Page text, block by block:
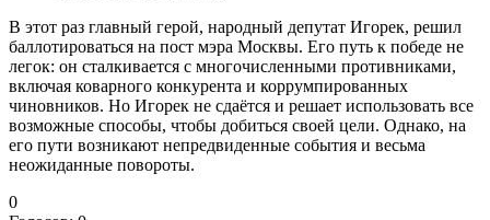
В этот раз главный герой, народный депутат Игорек, решил
баллотироваться на пост мэра Москвы. Его путь к победе не
легок: он сталкивается с многочисленными противниками,
включая коварного конкурента и коррумпированных
чиновников. Но Игорек не сдаётся и решает использовать все
возможные способы, чтобы добиться своей цели. Однако, на
его пути возникают непредвиденные события и весьма
неожиданные повороты.
0